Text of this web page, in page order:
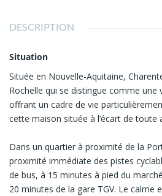
DESCRIPTION
Situation
Située en Nouvelle-Aquitaine,
Rochelle qui se distingue comme une
offrant un cadre de vie
cette maison située à l’écart de toute
Dans un quartier à proximité de la
proximité immédiate des pistes
de bus, à 15 minutes à pied du
20 minutes de la gare TGV. Le calme